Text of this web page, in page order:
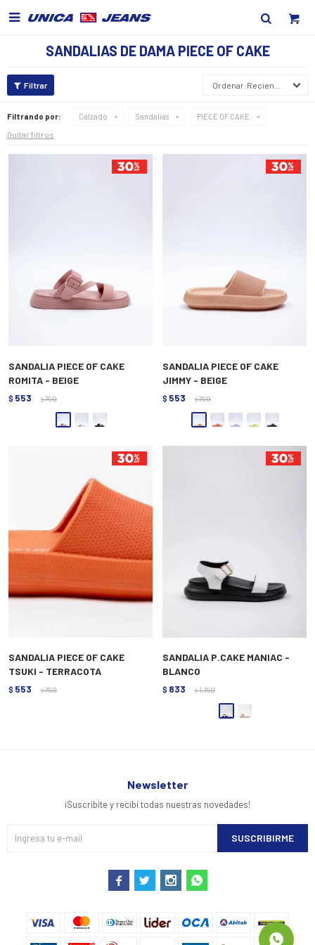

SANDALIAS DE DAMA PIECE OF CAKE
Recientes
Filtrando por: Calzado Sandalias PIECE OF CAKE
Quitar filtros
SANDALIA PIECE OF CAKE
ROMITA - BEIGE
$ 553 $ 790
SANDALIA PIECE OF CAKE
JIMMY - BEIGE
$ 553 $ 790
SANDALIA PIECE OF CAKE
TSUKI - TERRACOTA
$ 553 $ 790
SANDALIA P.CAKE MANIAC -
BLANCO
$ 833 $ 1.190
Newsletter
¡Suscribite y recibí todas nuestras novedades!
SUSCRIBIRME
   